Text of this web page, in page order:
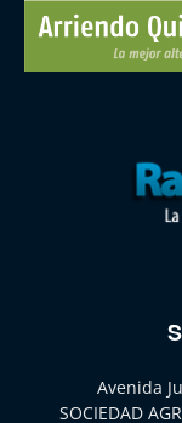
Avenida
SOCIEDAD